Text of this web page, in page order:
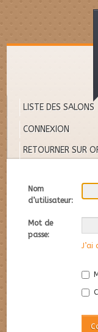
LISTE DES SALONS
CONNEXION
RETOURNER SUR
Nom
d’utilisateur:
Mot de
passe:
J’ai